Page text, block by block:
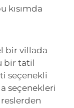
kısımda
bir villada
bir tatil
seçenekli
seçenekleri